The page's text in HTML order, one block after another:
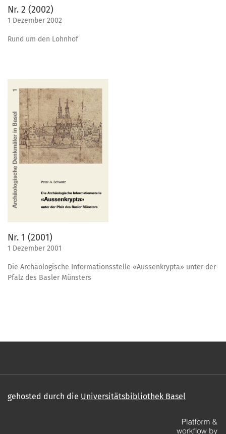
Nr. 2 (2002)
1 Dezember 2002
Rund um den Lohnhof
Nr. 1 (2001)
1 Dezember 2001
Die Archäologische Informationsstelle «Aussenkrypta» unter der
Pfalz des Basler Münsters
gehosted durch die Universitätsbibliothek Basel